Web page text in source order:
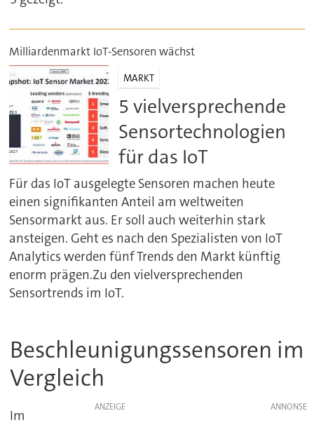
Milliardenmarkt IoT-Sensoren wächst
MARKT
5 vielversprechende
Sensortechnologien
für das IoT
Für das IoT ausgelegte Sensoren machen heute
einen signifikanten Anteil am weltweiten
Sensormarkt aus. Er soll auch weiterhin stark
ansteigen. Geht es nach den Spezialisten von IoT
Analytics werden fünf Trends den Markt künftig
enorm prägen.Zu den vielversprechenden
Sensortrends im IoT.
Beschleunigungssensoren im
Vergleich
ANZEIGE
Im